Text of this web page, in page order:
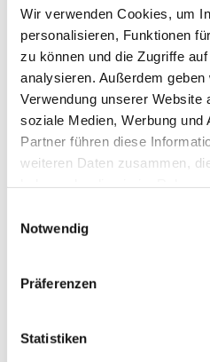
Wir verwenden Cookies, um
personalisieren, Funktionen
zu können und die Zugriffe
analysieren. Außerdem
Verwendung unserer Website
soziale Medien, Werbung und
Partner führen diese
weiteren Daten zusammen,
Notwendig
Präferenzen
Statistiken
Dies könnte Sie